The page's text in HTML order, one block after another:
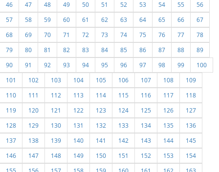
46
47 48 49 50 51 52 53 54 55
56
57
58 59 60 61 62 63 64 65 66
67
68
69 70 71 72 73 74 75 76 77
78
79
80 81 82 83 84 85 86 87 88
89
90
91 92 93 94 95 96 97 98 99
100
101
102 103 104 105 106 107 108
109
110
111 112 113 114 115 116 117
118
119
120 121 122 123 124 125 126
127
128
129 130 131 132 133 134 135
136
137
138 139 140 141 142 143 144
145
146
147 148 149 150 151 152 153
154